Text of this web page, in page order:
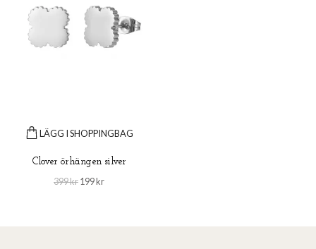
LÄGG I SHOPPINGBAG
Clover örhängen silver
399 kr199 kr